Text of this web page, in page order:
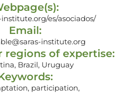
es/asociados/
Email:
institute.org
regions of expertise:
Brazil, Uruguay
participation,